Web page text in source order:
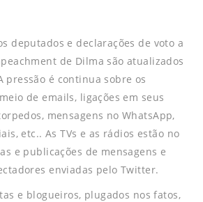
deputados e declarações de voto a
de Dilma são atualizados
pressão é continua sobre os
de emails, ligações em seus
mensagens no WhatsApp,
etc.. As TVs e as rádios estão no
e publicações de mensagens e
enviadas pelo Twitter.
e blogueiros, plugados nos fatos,